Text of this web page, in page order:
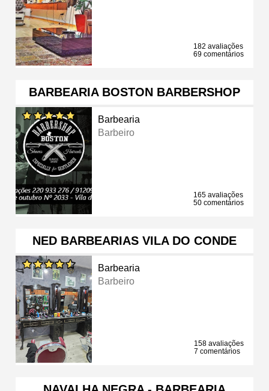
182 avaliações
69 comentários
BARBEARIA BOSTON BARBERSHOP
Barbearia
Barbeiro
165 avaliações
50 comentários
NED BARBEARIAS VILA DO CONDE
Barbearia
Barbeiro
158 avaliações
7 comentários